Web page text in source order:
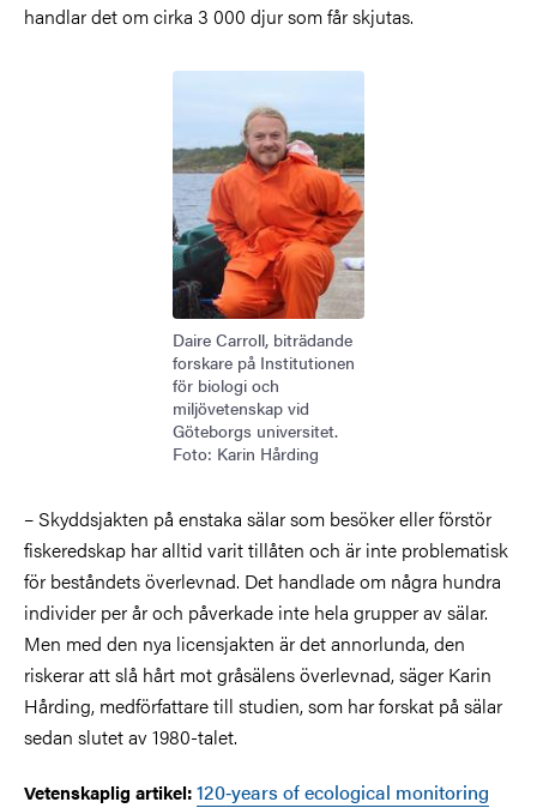
handlar det om cirka 3 000 djur som får skjutas.
Bild
Daire Carroll, biträdande
forskare på Institutionen
för biologi och
miljövetenskap vid
Göteborgs universitet.
Foto: Karin Hårding
– Skyddsjakten på enstaka sälar som besöker eller förstör
fiskeredskap har alltid varit tillåten och är inte problematisk
för beståndets överlevnad. Det handlade om några hundra
individer per år och påverkade inte hela grupper av sälar.
Men med den nya licensjakten är det annorlunda, den
riskerar att slå hårt mot gråsälens överlevnad, säger Karin
Hårding, medförfattare till studien, som har forskat på sälar
sedan slutet av 1980-talet.
Vetenskaplig artikel:120‐years of ecological monitoring